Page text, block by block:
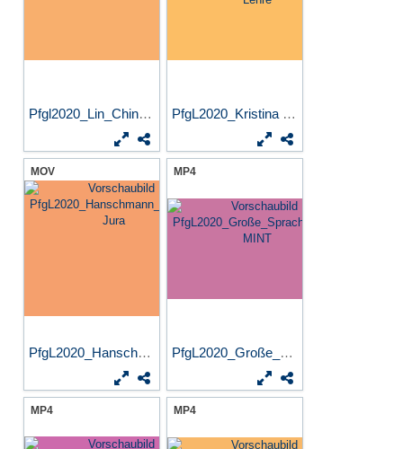
Pfgl2020_Lin_Chinesisch PfgL2020_Kristina Lepold &...
MOV
PfgL2020_Hanschmann_UniRep...
MP4
PfgL2020_Große_Sprachbildun...
MP4 MP4